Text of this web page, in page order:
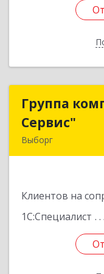
Группа
Сервис"
Выборг
Клиентов на
1С:Специалист